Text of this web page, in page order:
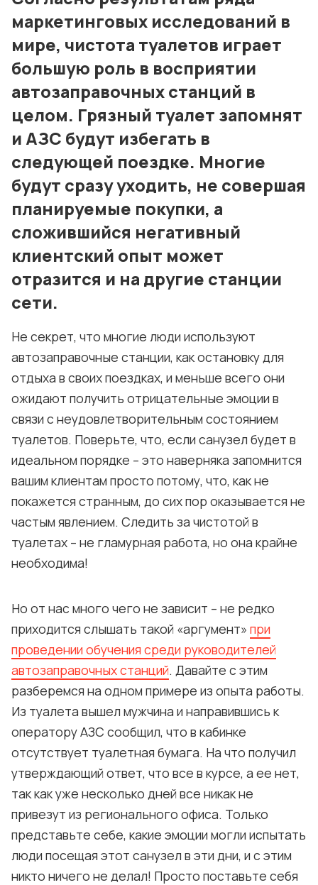
События
Контакты
Мнения
Видео
Условия использования материалов
Политика конфиденциальности и cookie
маркетинговых исследований в
мире, чистота туалетов играет
большую роль в восприятии
автозаправочных станций в
целом. Грязный туалет запомнят
и АЗС будут избегать в
следующей поездке. Многие
будут сразу уходить, не совершая
планируемые покупки, а
сложившийся негативный
клиентский опыт может
отразится и на другие станции
сети.
Не секрет, что многие люди используют
автозаправочные станции, как остановку для
отдыха в своих поездках, и меньше всего они
ожидают получить отрицательные эмоции в
связи с неудовлетворительным состоянием
туалетов. Поверьте, что, если санузел будет в
идеальном порядке – это наверняка запомнится
вашим клиентам просто потому, что, как не
покажется странным, до сих пор оказывается не
частым явлением. Следить за чистотой в
туалетах – не гламурная работа, но она крайне
необходима!
Но от нас много чего не зависит – не редко
приходится слышать такой «аргумент» при
проведении обучения среди руководителей
автозаправочных станций. Давайте с этим
разберемся на одном примере из опыта работы.
Из туалета вышел мужчина и направившись к
оператору АЗС сообщил, что в кабинке
отсутствует туалетная бумага. На что получил
утверждающий ответ, что все в курсе, а ее нет,
так как уже несколько дней все никак не
привезут из регионального офиса. Только
представьте себе, какие эмоции могли испытать
люди посещая этот санузел в эти дни, и с этим
никто ничего не делал! Просто поставьте себя